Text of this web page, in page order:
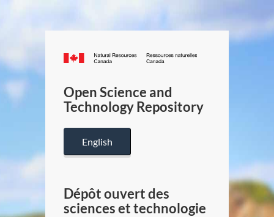
Canada.ca
/
Canada
Open Science and
Technology Repository
English
Dépôt ouvert des
sciences et technologie